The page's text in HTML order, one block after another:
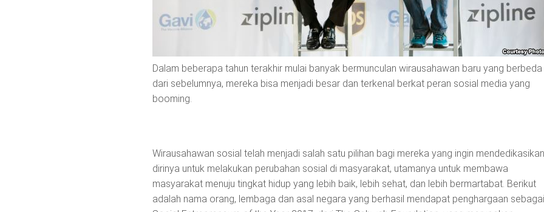
Dalam beberapa tahun terakhir mulai banyak bermunculan wirausahawan baru yang berbeda
dari sebelumnya, mereka bisa menjadi besar dan terkenal berkat peran sosial media yang
booming.
Wirausahawan sosial telah menjadi salah satu pilihan bagi mereka yang ingin mendedikasikan
dirinya untuk melakukan perubahan sosial di masyarakat, utamanya untuk membawa
masyarakat menuju tingkat hidup yang lebih baik, lebih sehat, dan lebih bermartabat. Berikut
adalah nama orang, lembaga dan asal negara yang berhasil mendapat penghargaan sebagai